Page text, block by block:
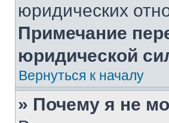
юридических
Примечание
юридической
Вернуться к началу
» Почему я не